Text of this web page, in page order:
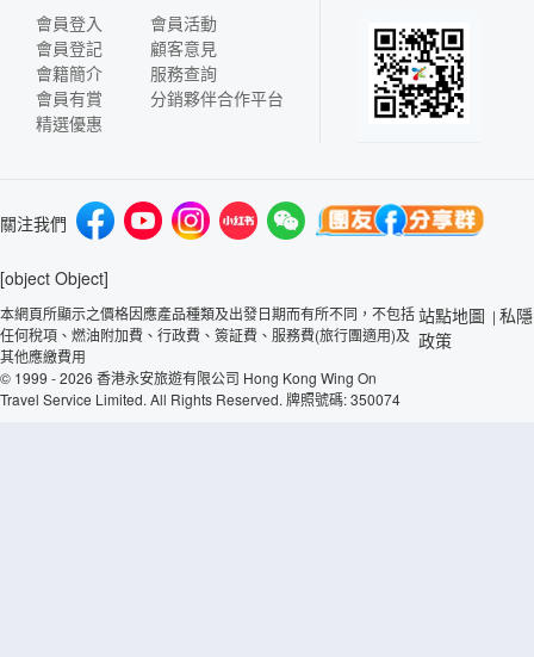
會員登入
會員登記
會籍簡介
會員有賞
精選優惠
會員活動
顧客意見
服務查詢
分銷夥伴合作平台
關注我們
[object Object]
本網頁所顯示之價格因應產品種類及出發日期而有所不同，不包括
任何稅項、燃油附加費、行政費、簽証費、服務費(旅行團適用)及
其他應繳費用
© 1999 - 2026 香港永安旅遊有限公司 Hong Kong Wing On
Travel Service Limited. All Rights Reserved. 牌照號碼: 350074
站點地圖 | 私隱
政策